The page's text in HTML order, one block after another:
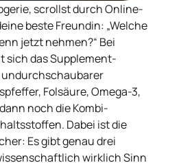
scrollst durch Online-
beste Freundin: „Welche
jetzt nehmen?“ Bei
sich das Supplement-
undurchschaubarer
Folsäure, Omega-3,
noch die Kombi-
Dabei ist die
Es gibt genau drei
wirklich Sinn